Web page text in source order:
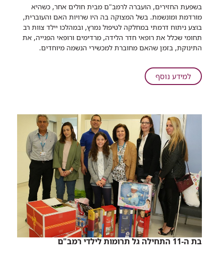
של
מאבק
חייה,
האם
בטיפול
נמרץ,
בתה
בשפעת החזירים, הועברה לרמב"ם מבית חולים אחר, כשהיא
מורדמת ומונשמת. בשל המצוקה בה היו שרויות האם והעוברית,
בוצע ניתוח דרמתי במחלקה לטיפול נמרץ, ובמהלכו יילד צוות רב
תחומי שכלל את רופאי חדר הלידה, מרדימים ורופאי הפגייה, את
התינוקת, בזמן שהאם מחוברת למכשירי הנשמה מיוחדים.​
למידע נוסףעל
אחרי
מאבק
על
חייה,
האם
שילדה
בטיפול
נמרץ,
מתאחדת
עם
בתה
בת ה-11 התחילה גל תרומות לילדי רמב"ם